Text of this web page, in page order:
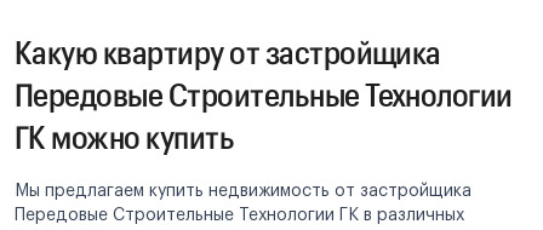
Какую квартиру от застройщика
Передовые Строительные Технологии
ГК можно купить
Мы предлагаем купить недвижимость от застройщика
Передовые Строительные Технологии ГК в различных